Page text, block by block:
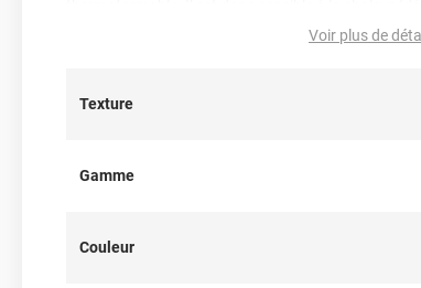
il est conseillé dans la pose de covering sur tout
total coveringmais
Voir plus de
Texture
Gamme
Couleur